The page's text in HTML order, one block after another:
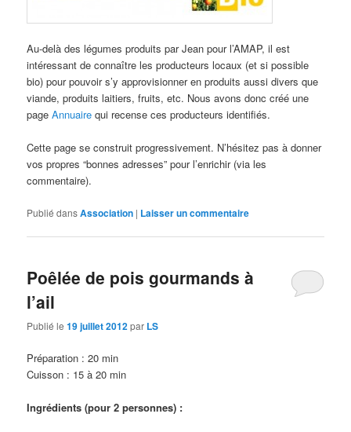
Au-delà des légumes produits par Jean pour l’AMAP, il est
intéressant de connaître les producteurs locaux (et si possible
bio) pour pouvoir s’y approvisionner en produits aussi divers que
viande, produits laitiers, fruits, etc. Nous avons donc créé une
pageAnnuaire qui recense ces producteurs identifiés.
Cette page se construit progressivement. N’hésitez pas à donner
vos propres “bonnes adresses” pour l’enrichir (via les
commentaire).
Publié dansAssociation | Laisser un commentaire
Poêlée de pois gourmands à
l’ail
Publié le19 juillet 2012par LS
Préparation : 20 min
Cuisson : 15 à 20 min
Ingrédients (pour 2 personnes) :